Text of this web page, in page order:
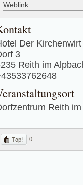
Weblink
Der Kirchenwirt
3
Reith im
Reith im
0